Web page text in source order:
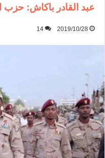
عبد القادر باكاش: حزب
2019/10/28
14